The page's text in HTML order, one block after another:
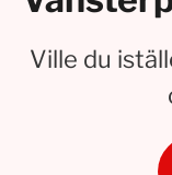
Ville du